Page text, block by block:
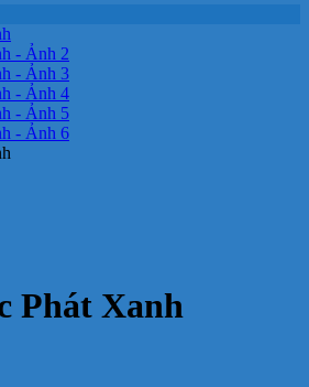
tphcm
Bloc
Khổ
Đại
Mẫu
Lịch
Tết
TLV
ở
Bảng
giá
In
Lịch
Phát Xanh